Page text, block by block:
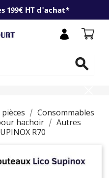
199€ HT d'achat*

Consommables
hachoir
Autres
R70